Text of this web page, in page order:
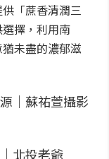
「蔗香清潤三
擇，利用南
未盡的濃郁滋